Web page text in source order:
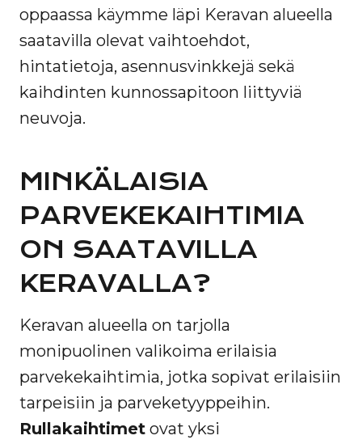
oppaassa käymme läpi Keravan alueella
saatavilla olevat vaihtoehdot,
hintatietoja, asennusvinkkejä sekä
kaihdinten kunnossapitoon liittyviä
neuvoja.
MINKÄLAISIA
PARVEKEKAIHTIMIA
ON SAATAVILLA
KERAVALLA?
Keravan alueella on tarjolla
monipuolinen valikoima erilaisia
parvekekaihtimia, jotka sopivat erilaisiin
tarpeisiin ja parveketyyppeihin.
Rullakaihtimet ovat yksi